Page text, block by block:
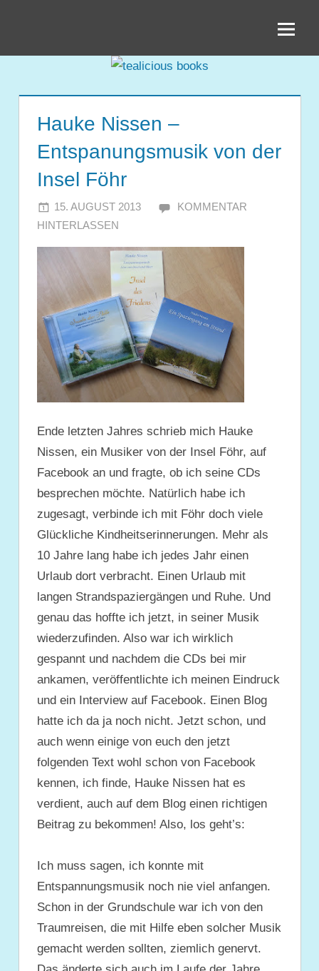
books
Hauke Nissen –
Entspanungsmusik von der
Insel Föhr
15. AUGUST 2013 JULIA
KOMMENTAR
HINTERLASSEN
Ende letzten Jahres schrieb mich Hauke
Nissen, ein Musiker von der Insel Föhr, auf
Facebook an und fragte, ob ich seine CDs
besprechen möchte. Natürlich habe ich
zugesagt, verbinde ich mit Föhr doch viele
Glückliche Kindheitserinnerungen. Mehr als
10 Jahre lang habe ich jedes Jahr einen
Urlaub dort verbracht. Einen Urlaub mit
langen Strandspaziergängen und Ruhe. Und
genau das hoffte ich jetzt, in seiner Musik
wiederzufinden. Also war ich wirklich
gespannt und nachdem die CDs bei mir
ankamen, veröffentlichte ich meinen Eindruck
und ein Interview auf Facebook. Einen Blog
hatte ich da ja noch nicht. Jetzt schon, und
auch wenn einige von euch den jetzt
folgenden Text wohl schon von Facebook
kennen, ich finde, Hauke Nissen hat es
verdient, auch auf dem Blog einen richtigen
Beitrag zu bekommen! Also, los geht’s:
Ich muss sagen, ich konnte mit
Entspannungsmusik noch nie viel anfangen.
Schon in der Grundschule war ich von den
Traumreisen, die mit Hilfe eben solcher Musik
gemacht werden sollten, ziemlich genervt.